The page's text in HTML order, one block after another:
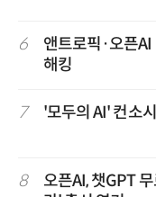
6
앤트로픽·오픈
해킹
7 '모두의 AI' 컨소
8
오픈AI, 챗GPT